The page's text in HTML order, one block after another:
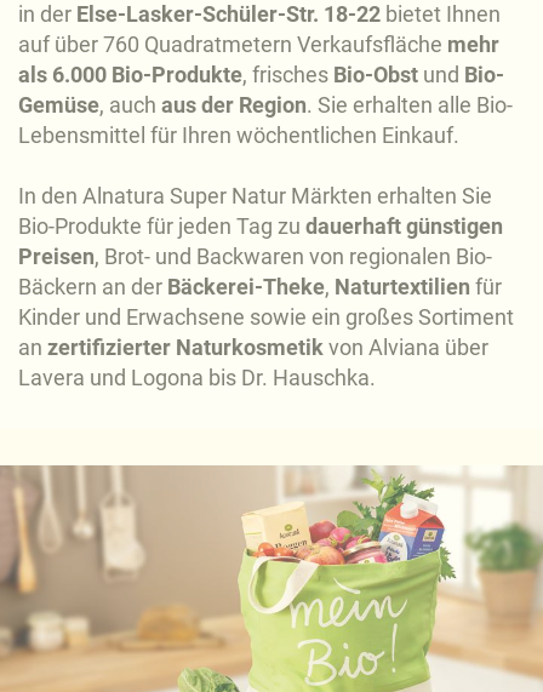
in der Else-Lasker-Schüler-Str. 18-22 bietet Ihnen
auf über 760 Quadratmetern Verkaufsfläche mehr
als 6.000 Bio-Produkte, frisches Bio-Obst und Bio-
Gemüse, auch aus der Region. Sie erhalten alle Bio-
Lebensmittel für Ihren wöchentlichen Einkauf.
In den Alnatura Super Natur Märkten erhalten Sie
Bio-Produkte für jeden Tag zu dauerhaft günstigen
Preisen, Brot- und Backwaren von regionalen Bio-
Bäckern an der Bäckerei-Theke, Naturtextilien für
Kinder und Erwachsene sowie ein großes Sortiment
an zertifizierter Naturkosmetikvon Alviana über
Lavera und Logona bis Dr. Hauschka.